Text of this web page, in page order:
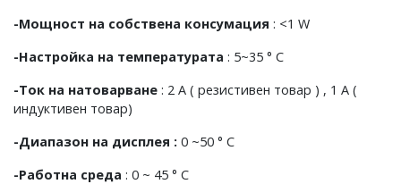
-Мощност на собствена консумация : <1 W
-Настройка на температурата : 5~35 ° C
-Ток на натоварване : 2 А ( резистивен товар ) , 1 А (
индуктивен товар)
-Диапазон на дисплея : 0 ~50 ° C
-Работна среда : 0 ~ 45 ° C